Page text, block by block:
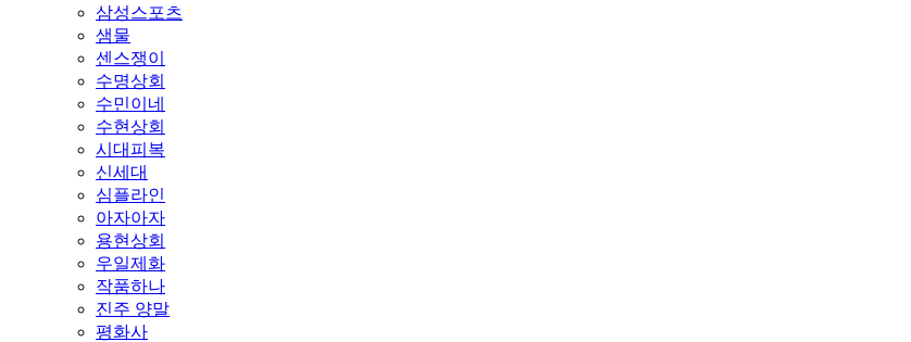
삼성스포츠
샘물
센스쟁이
수명상회
수민이네
수현상회
시대피복
신세대
심플라인
아자아자
용현상회
우일제화
작품하나
진주 양말
평화사